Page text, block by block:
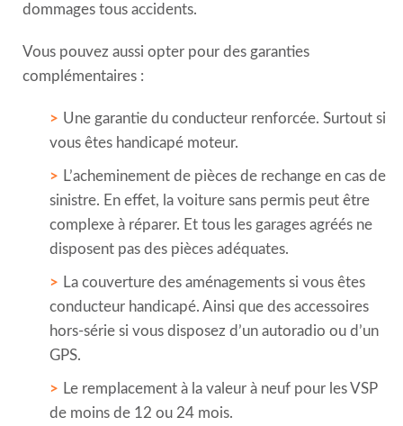
dommages tous accidents.
Vous pouvez aussi opter pour des garanties
complémentaires :
Une garantie du conducteur renforcée. Surtout si
vous êtes handicapé moteur.
L’acheminement de pièces de rechange en cas de
sinistre. En effet, la voiture sans permis peut être
complexe à réparer. Et tous les garages agréés ne
disposent pas des pièces adéquates.
La couverture des aménagements si vous êtes
conducteur handicapé. Ainsi que des accessoires
hors-série si vous disposez d’un autoradio ou d’un
GPS.
Le remplacement à la valeur à neuf pour les VSP
de moins de 12 ou 24 mois.